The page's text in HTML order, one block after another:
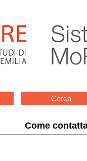
Cerca
Come